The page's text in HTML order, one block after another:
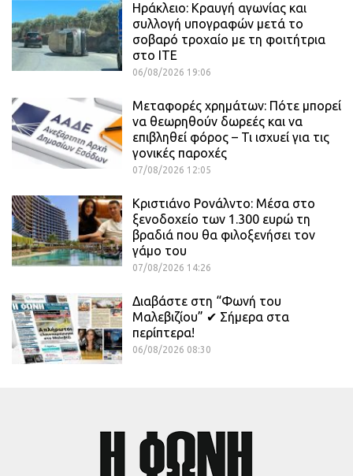
Ηράκλειο: Κραυγή αγωνίας και
συλλογή υπογραφών μετά το
σοβαρό τροχαίο με τη φοιτήτρια
στο ΙΤΕ
06/08/2026 19:06
Μεταφορές χρημάτων: Πότε μπορεί
να θεωρηθούν δωρεές και να
επιβληθεί φόρος – Τι ισχυεί για τις
γονικές παροχές
07/08/2026 12:05
Κριστιάνο Ρονάλντο: Μέσα στο
ξενοδοχείο των 1.300 ευρώ τη
βραδιά που θα φιλοξενήσει τον
γάμο του
07/08/2026 14:26
Διαβάστε στη “Φωνή του
Μαλεβιζίου” ✔ Σήμερα στα
περίπτερα!
06/08/2026 08:30